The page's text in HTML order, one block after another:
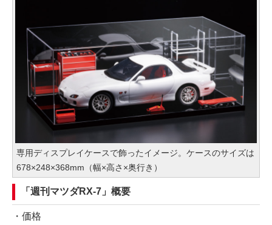
専用ディスプレイケースで飾ったイメージ。ケースのサイズは
678×248×368mm（幅×高さ×奥行き）
「週刊マツダRX-7」概要
・価格